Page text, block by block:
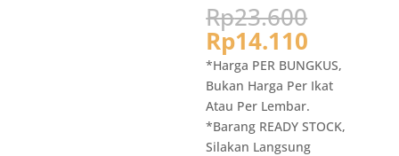
Rp23.600
adalah:
Rp14.110
saat
ini
adalah:
*Harga PER BUNGKUS,
Bukan Harga Per Ikat
Atau Per Lembar.
*Barang READY STOCK,
Silakan Langsung